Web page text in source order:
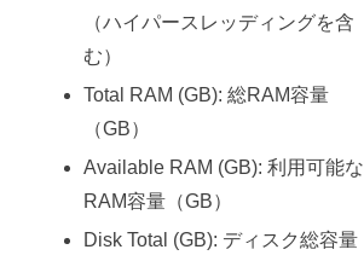
（ハイパースレッディングを含
む）
Total RAM (GB): 総RAM容量
（GB）
Available RAM (GB): 利用可能な
RAM容量（GB）
Disk Total (GB): ディスク総容量